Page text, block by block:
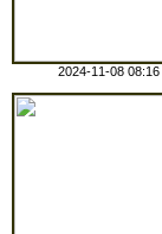
2024-11-08 08:16